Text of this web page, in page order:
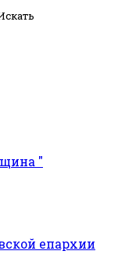
"
епархии